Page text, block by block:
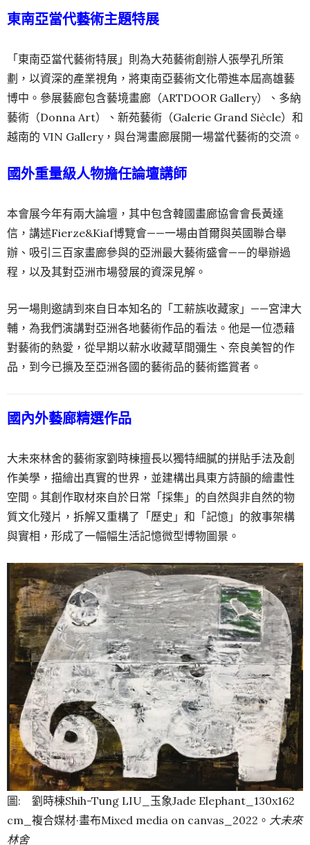
東南亞當代藝術主題特展
「東南亞當代藝術特展」則為大苑藝術創辦人張學孔所策
劃，以資深的產業視角，將東南亞藝術文化帶進本屆高雄藝
博中。參展藝廊包含藝境畫廊（ARTDOOR Gallery）、多納
藝術（Donna Art）、新苑藝術（Galerie Grand Siècle）和
越南的 VIN Gallery，與台灣畫廊展開一場當代藝術的交流。
國外重量級人物擔任論壇講師
本會展今年有兩大論壇，其中包含韓國畫廊協會會長黃達
信，講述Fierze&Kiaf博覽會——一場由首爾與英國聯合舉
辦、吸引三百家畫廊參與的亞洲最大藝術盛會——的舉辦過
程，以及其對亞洲市場發展的資深見解。
另一場則邀請到來自日本知名的「工薪族收藏家」——宮津大
輔，為我們演講對亞洲各地藝術作品的看法。他是一位憑藉
對藝術的熱愛，從早期以薪水收藏草間彌生、奈良美智的作
品，到今已擴及至亞洲各國的藝術品的藝術鑑賞者。
國內外藝廊精選作品
大未來林舍的藝術家劉時棟擅長以獨特細膩的拼貼手法及創
作美學，描繪出真實的世界，並建構出具東方詩韻的繪畫性
空間。其創作取材來自於日常「採集」的自然與非自然的物
質文化殘片，拆解又重構了「歷史」和「記憶」的敘事架構
與實相，形成了一幅幅生活記憶微型博物圖景。
圖: 劉時棟Shih-Tung LIU_玉象Jade Elephant_130x162
cm_複合媒材·畫布Mixed media on canvas_2022。 大未來
林舍